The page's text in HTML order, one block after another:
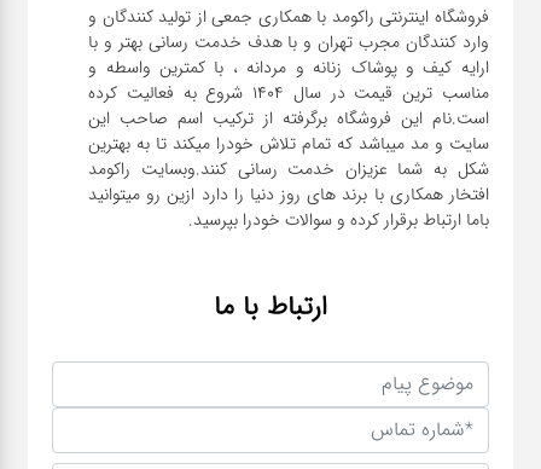
فروشگاه اینترنتی راکومد با همکاری جمعی از تولید کنندگان و
وارد کنندگان مجرب تهران و با هدف خدمت رسانی بهتر و با
ارایه کیف و پوشاک زنانه و مردانه ، با کمترین واسطه و
مناسب ترین قیمت در سال 1404 شروع به فعالیت کرده
است.نام این فروشگاه برگرفته از ترکیب اسم صاحب این
سایت و مد میباشد که تمام تلاش خودرا میکند تا به بهترین
شکل به شما عزیزان خدمت رسانی کنند.وبسایت راکومد
افتخار همکاری با برند های روز دنیا را دارد ازین رو میتوانید
باما ارتباط برقرار کرده و سوالات خودرا بپرسید.
ارتباط با ما